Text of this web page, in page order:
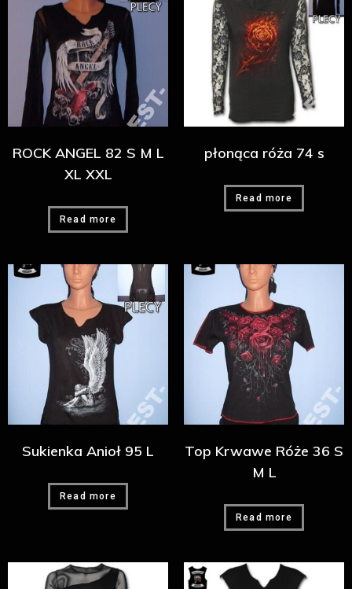
ROCK ANGEL 82 S M L
XL XXL
Read more
płonąca róża 74 s
Read more
Sukienka Anioł 95 L
Read more
Top Krwawe Róże 36 S
M L
Read more